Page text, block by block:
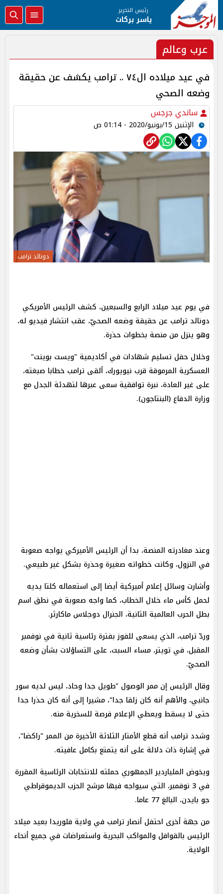
رئيس التحرير
ياسر بركات
عرب وعالم
في عيد ميلاده ال٧٤ .. ترامب يكشف عن حقيقة
وضعه الصحي
ساندي جرجس
الإثنين 15/يونيو/2020 - 01:14 ص
دونالد ترامب
في يوم عيد ميلاد الرابع والسبعين، كشف الرئيس الأمريكي
دونالد ترامب عن حقيقة وضعه الصحيّ، عقب انتشار فيديو له،
وهو ينزل من منصة بخطوات حذرة.
وخلال حفل تسليم شهادات في أكاديمية "ويست بوينت"
العسكرية المرموقة قرب نيويورك، ألقى ترامب خطابا صبغته،
على غير العادة، نبرة توافقية سعى عبرها لتهدئة الجدل مع
وزارة الدفاع (البنتاجون).
وعند مغادرته المنصة، بدا أن الرئيس الأميركي يواجه صعوبة
في النزول، وكانت خطواته صغيرة وحذرة بشكل غير طبيعي.
وأشارت وسائل إعلام أميركية أيضا إلى استعماله كلتا يديه
لحمل كأس ماء خلال الخطاب، كما واجه صعوبة في نطق اسم
بطل الحرب العالمية الثانية، الجنرال دوجلاس ماكارثر.
وردّ ترامب، الذي يسعى للفوز بفترة رئاسية ثانية في نوفمبر
المقبل، في تويتر، مساء السبت، على التساؤلات بشأن وضعه
الصحيّ.
وقال الرئيس إن ممر الوصول "طويل جدا وحاد، ليس لديه سور
جانبي، والأهم أنه كان زلقا جدا"، مشيرا إلى أنه كان حذرا جدا
حتى لا يسقط ويعطي الإعلام فرصة للسخرية منه.
وشدد ترامب أنه قطع الأمتار الثلاثة الأخيرة من الممر "راكضا"،
في إشارة ذات دلالة على أنه يتمتع بكامل عافيته.
ويخوض الملياردير الجمهوري حملته للانتخابات الرئاسية المقررة
في 3 نوفمبر، التي سيواجه فيها مرشح الحزب الديموقراطي
جو بايدن، البالغ 77 عاما.
من جهة أخرى احتفل أنصار ترامب في ولاية فلوريدا بعيد ميلاد
الرئيس بالقوافل والمواكب البحرية واستعراضات في جميع أنحاء
الولاية.